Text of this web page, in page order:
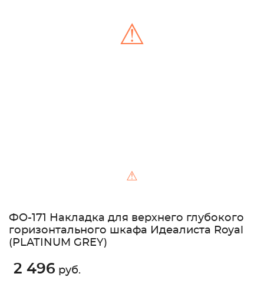
⚠
⚠
ФO-171 Накладка для верхнего глубокого
горизонтального шкафа Идеалиста Royal
(PLATINUM GREY)
2 496 руб.